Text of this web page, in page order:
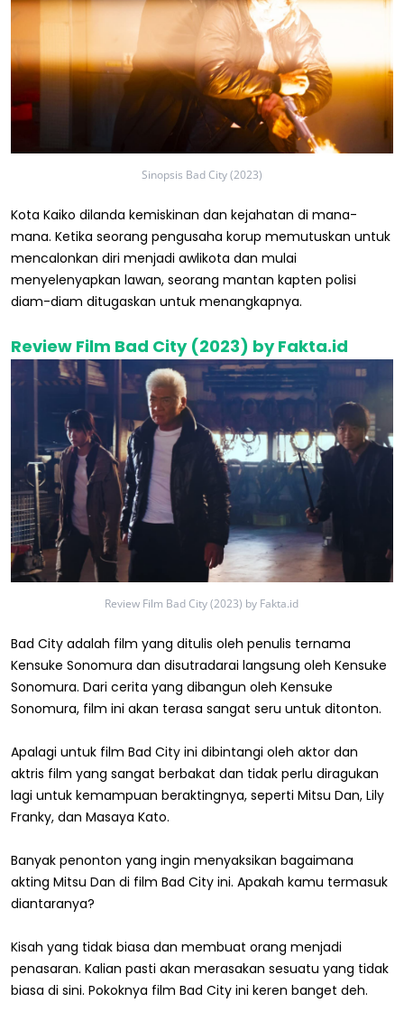
Sinopsis Bad City (2023)
Kota Kaiko dilanda kemiskinan dan kejahatan di mana-
mana. Ketika seorang pengusaha korup memutuskan untuk
mencalonkan diri menjadi awlikota dan mulai
menyelenyapkan lawan, seorang mantan kapten polisi
diam-diam ditugaskan untuk menangkapnya.
Review Film Bad City (2023) by Fakta.id
Review Film Bad City (2023) by Fakta.id
Bad City adalah film yang ditulis oleh penulis ternama
Kensuke Sonomura dan disutradarai langsung oleh Kensuke
Sonomura. Dari cerita yang dibangun oleh Kensuke
Sonomura, film ini akan terasa sangat seru untuk ditonton.
Apalagi untuk film Bad City ini dibintangi oleh aktor dan
aktris film yang sangat berbakat dan tidak perlu diragukan
lagi untuk kemampuan beraktingnya, seperti Mitsu Dan, Lily
Franky, dan Masaya Kato.
Banyak penonton yang ingin menyaksikan bagaimana
akting Mitsu Dan di film Bad City ini. Apakah kamu termasuk
diantaranya?
Kisah yang tidak biasa dan membuat orang menjadi
penasaran. Kalian pasti akan merasakan sesuatu yang tidak
biasa di sini. Pokoknya film Bad City ini keren banget deh.